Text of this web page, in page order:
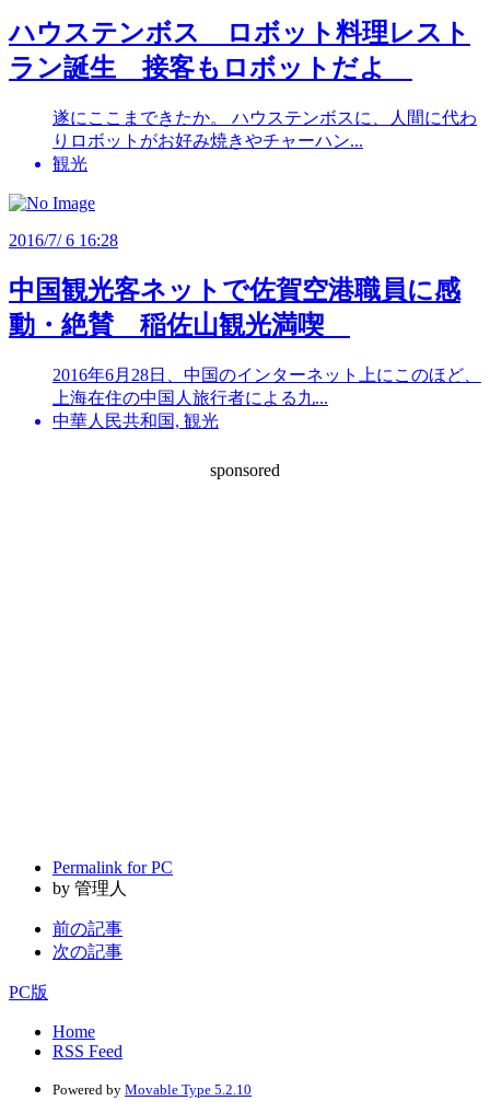
ハウステンボス ロボット料理レスト
ラン誕生 接客もロボットだよ
遂にここまできたか。 ハウステンボスに、人間に代わ
りロボットがお好み焼きやチャーハン...
観光
2016/7/ 6 16:28
中国観光客ネットで佐賀空港職員に感
動・絶賛 稲佐山観光満喫
2016年6月28日、中国のインターネット上にこのほど、
上海在住の中国人旅行者による九...
中華人民共和国, 観光
sponsored
Permalink for PC
by 管理人
前の記事
次の記事
PC版
Home
RSS Feed
Powered by Movable Type 5.2.10